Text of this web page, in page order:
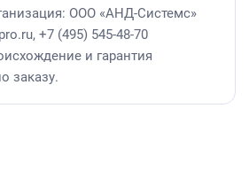
ООО «АНД-Системс»
+7 (495) 545-48-70
и гарантия
заказу.